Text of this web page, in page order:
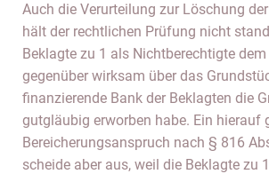
Auch die Verurteilung zur Löschung
hält der rechtlichen Prüfung nicht
Beklagte zu 1 als Nichtberechtigte
gegenüber wirksam über das
finanzierende Bank der Beklagten die
gutgläubig erworben habe. Ein hierauf
Bereicherungsanspruch nach § 816
scheide aber aus, weil die Beklagte zu